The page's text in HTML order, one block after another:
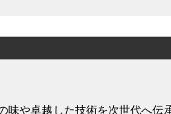
味や卓越した技術を次世代へ伝